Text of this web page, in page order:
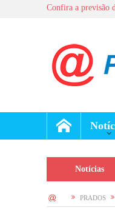
Confira a previsão
Notícias
Geral do Exército convoca
HOME PRADOS